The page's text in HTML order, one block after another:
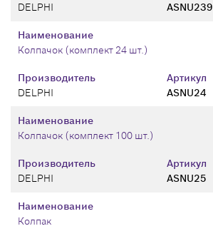
DELPHI
ASNU239
Производитель
DELPHI
Артикул
ASNU24
Наименование
Колпачок (комплект 24 шт.)
Производитель
DELPHI
Артикул
ASNU25
Наименование
Колпачок (комплект 100 шт.)
Наименование
Колпак